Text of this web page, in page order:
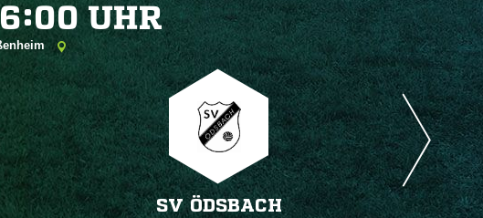

SV ÖDSBACH